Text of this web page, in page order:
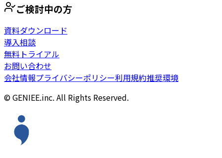
ご検討中の方
資料ダウンロード
導入相談
無料トライアル
お問い合わせ
会社情報プライバシーポリシー利用規約推奨環境
© GENIEE.inc. All Rights Reserved.